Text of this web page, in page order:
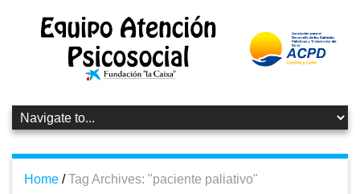
Home / Tag Archives: "paciente paliativo"